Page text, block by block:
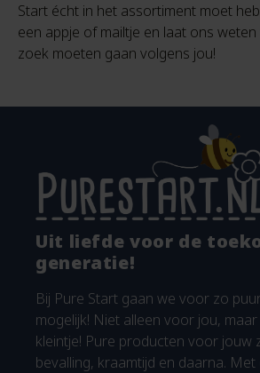
Start écht in het assortiment moet
een appje of mailtje en laat ons
zoek moeten gaan volgens jou!
Uit liefde voor de
generatie!
Bij Pure Start gaan we voor zo
mogelijk! Niet alleen voor jou,
kleintje! Pure producten voor jouw
bevalling, kraamtijd en daarna.